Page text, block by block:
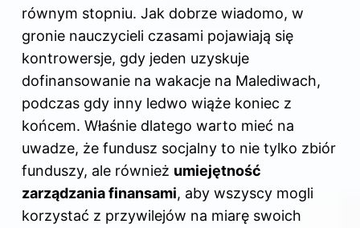
równym stopniu. Jak dobrze wiadomo, w
gronie nauczycieli czasami pojawiają się
kontrowersje, gdy jeden uzyskuje
dofinansowanie na wakacje na Malediwach,
podczas gdy inny ledwo wiąże koniec z
końcem. Właśnie dlatego warto mieć na
uwadze, że fundusz socjalny to nie tylko zbiór
funduszy, ale również umiejętność
zarządzania finansami, aby wszyscy mogli
korzystać z przywilejów na miarę swoich